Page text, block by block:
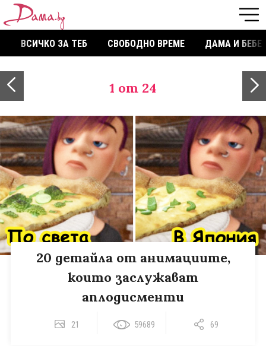
ВСИЧКО ЗА ТЕБ СВОБОДНО ВРЕМЕ ДАМА И БЕБЕ
1 от 24
20 детайла от анимациите,
които заслужават
аплодисменти
21 59689 69